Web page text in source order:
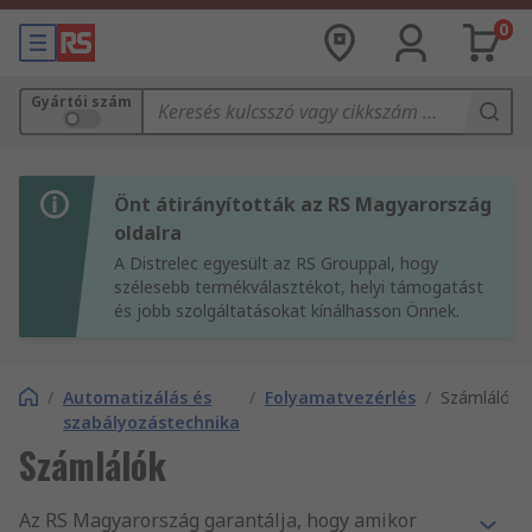
0
Gyártói szám
Önt átirányították az RS Magyarország
oldalra
A Distrelec egyesült az RS Grouppal, hogy
szélesebb termékválasztékot, helyi támogatást
és jobb szolgáltatásokat kínálhasson Önnek.
/ Automatizálás és
szabályozástechnika
/ Folyamatvezérlés / Számlálók
Számlálók
Az RS Magyarország garantálja, hogy amikor